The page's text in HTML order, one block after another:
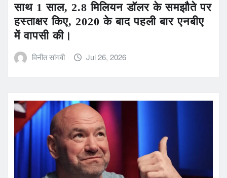
साथ 1 साल, 2.8 मिलियन डॉलर के समझौते पर
हस्ताक्षर किए, 2020 के बाद पहली बार एनबीए
में वापसी की।
विनीत सांगवी Jul 26, 2026